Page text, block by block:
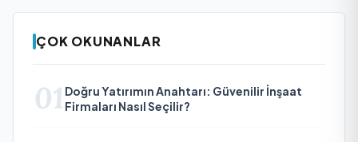
ÇOK OKUNANLAR
01 Doğru Yatırımın Anahtarı: Güvenilir İnşaat
Firmaları Nasıl Seçilir?